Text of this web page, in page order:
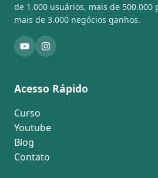
de 1.000 usuários, mais de 500.000
mais de 3.000 negócios ganhos.
Acesso Rápido
Curso
Youtube
Blog
Contato